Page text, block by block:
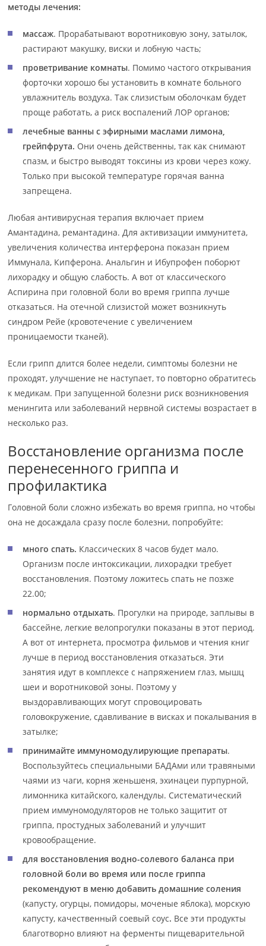
методы лечения:
массаж. Прорабатывают воротниковую зону, затылок,
растирают макушку, виски и лобную часть;
проветривание комнаты. Помимо частого открывания
форточки хорошо бы установить в комнате больного
увлажнитель воздуха. Так слизистым оболочкам будет
проще работать, а риск воспалений ЛОР органов;
лечебные ванны с эфирными маслами лимона,
грейпфрута. Они очень действенны, так как снимают
спазм, и быстро выводят токсины из крови через кожу.
Только при высокой температуре горячая ванна
запрещена.
Любая антивирусная терапия включает прием
Амантадина, ремантадина. Для активизации иммунитета,
увеличения количества интерферона показан прием
Иммунала, Кипферона. Анальгин и Ибупрофен поборют
лихорадку и общую слабость. А вот от классического
Аспирина при головной боли во время гриппа лучше
отказаться. На отечной слизистой может возникнуть
синдром Рейе (кровотечение с увеличением
проницаемости тканей).
Если грипп длится более недели, симптомы болезни не
проходят, улучшение не наступает, то повторно обратитесь
к медикам. При запущенной болезни риск возникновения
менингита или заболеваний нервной системы возрастает в
несколько раз.
Восстановление организма после
перенесенного гриппа и
профилактика
Головной боли сложно избежать во время гриппа, но чтобы
она не досаждала сразу после болезни, попробуйте:
много спать. Классических 8 часов будет мало.
Организм после интоксикации, лихорадки требует
восстановления. Поэтому ложитесь спать не позже
22.00;
нормально отдыхать. Прогулки на природе, заплывы в
бассейне, легкие велопрогулки показаны в этот период.
А вот от интернета, просмотра фильмов и чтения книг
лучше в период восстановления отказаться. Эти
занятия идут в комплексе с напряжением глаз, мышц
шеи и воротниковой зоны. Поэтому у
выздоравливающих могут спровоцировать
головокружение, сдавливание в висках и покалывания в
затылке;
принимайте иммуномодулирующие препараты.
Воспользуйтесь специальными БАДАми или травяными
чаями из чаги, корня женьшеня, эхинацеи пурпурной,
лимонника китайского, календулы. Систематический
прием иммуномодуляторов не только защитит от
гриппа, простудных заболеваний и улучшит
кровообращение.
для восстановления водно-солевого баланса при
головной боли во время или после гриппа
рекомендуют в меню добавить домашние соления
(капусту, огурцы, помидоры, моченые яблока), морскую
капусту, качественный соевый соус. Все эти продукты
благотворно влияют на ферменты пищеварительной